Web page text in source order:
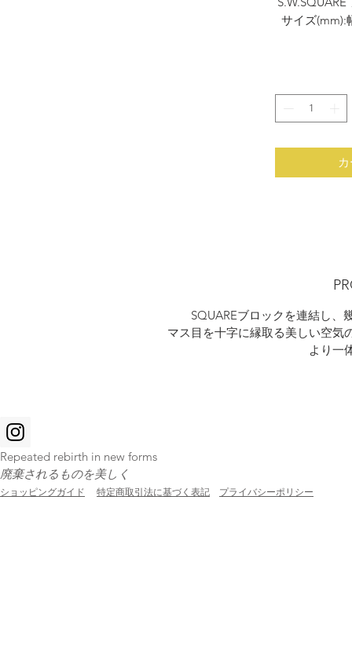
サイズ(mm):
配
SQUAREブロックを連結し、
マス目を十字に縁取る美しい空気
より一
Repeated rebirth in new forms
廃棄されるものを美しく
ショッピングガイド 特定商取引法に基づく表記 プライバシーポリシー